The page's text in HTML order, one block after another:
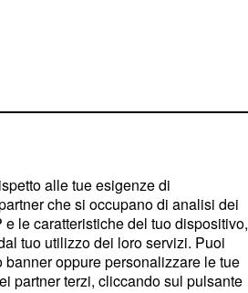
alle tue esigenze di
che si occupano di analisi dei
le caratteristiche del tuo dispositivo,
tuo utilizzo dei loro servizi. Puoi
banner oppure personalizzare le tue
partner terzi, cliccando sul pulsante